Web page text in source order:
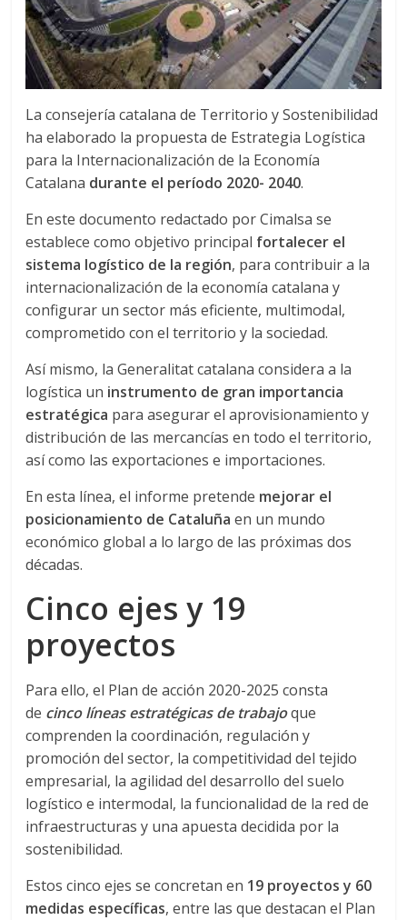
n
a
–
T
r
a
n
s
p
o
r
t
e
d
e
E
q
u
La consejería catalana de Territorio y Sostenibilidad
ha elaborado la propuesta de Estrategia Logística
para la Internacionalización de la Economía
Catalana durante el período 2020- 2040.
En este documento redactado por Cimalsa se
establece como objetivo principal fortalecer el
sistema logístico de la región, para contribuir a la
internacionalización de la economía catalana y
configurar un sector más eficiente, multimodal,
comprometido con el territorio y la sociedad.
Así mismo, la Generalitat catalana considera a la
logística un instrumento de gran importancia
estratégica para asegurar el aprovisionamiento y
distribución de las mercancías en todo el territorio,
así como las exportaciones e importaciones.
En esta línea, el informe pretende mejorar el
posicionamiento de Cataluña en un mundo
económico global a lo largo de las próximas dos
décadas.
Cinco ejes y 19
proyectos
Para ello, el Plan de acción 2020-2025 consta
de cinco líneas estratégicas de trabajoque
comprenden la coordinación, regulación y
promoción del sector, la competitividad del tejido
empresarial, la agilidad del desarrollo del suelo
logístico e intermodal, la funcionalidad de la red de
infraestructuras y una apuesta decidida por la
sostenibilidad.
Estos cinco ejes se concretan en 19 proyectos y 60
medidas específicas, entre las que destacan el Plan